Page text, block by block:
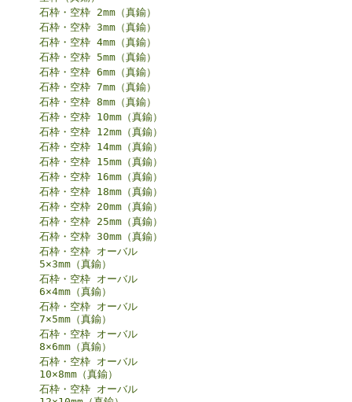
石枠・空枠 2mm（真鍮）
石枠・空枠 3mm（真鍮）
石枠・空枠 4mm（真鍮）
石枠・空枠 5mm（真鍮）
石枠・空枠 6mm（真鍮）
石枠・空枠 7mm（真鍮）
石枠・空枠 8mm（真鍮）
石枠・空枠 10mm（真鍮）
石枠・空枠 12mm（真鍮）
石枠・空枠 14mm（真鍮）
石枠・空枠 15mm（真鍮）
石枠・空枠 16mm（真鍮）
石枠・空枠 18mm（真鍮）
石枠・空枠 20mm（真鍮）
石枠・空枠 25mm（真鍮）
石枠・空枠 30mm（真鍮）
石枠・空枠 オーバル
5×3mm（真鍮）
石枠・空枠 オーバル
6×4mm（真鍮）
石枠・空枠 オーバル
7×5mm（真鍮）
石枠・空枠 オーバル
8×6mm（真鍮）
石枠・空枠 オーバル
10×8mm（真鍮）
石枠・空枠 オーバル